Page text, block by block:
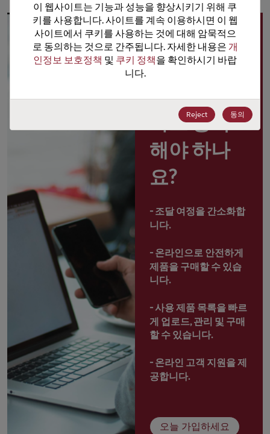
왜
Rochester
포털 사용
자로 등록
해야 하나
요?
- 조달 여정을 간소화합
니다.
- 온라인으로 안전하게
제품을 구매할 수 있습
니다.
- 사용 제품 목록을 빠르
게 업로드, 관리 및 구매
할 수 있습니다.
- 온라인 고객 지원을 제
공합니다.
오늘 가입하세요
이 웹사이트는 기능과 성능을 향상시키기 위해 쿠
키를 사용합니다. 사이트를 계속 이용하시면 이 웹
사이트에서 쿠키를 사용하는 것에 대해 암묵적으
로 동의하는 것으로 간주됩니다. 자세한 내용은 개
인정보 보호정책 및 쿠키 정책을 확인하시기 바랍
니다.
Reject 동의